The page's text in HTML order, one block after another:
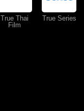
True Thai
Film
True Series